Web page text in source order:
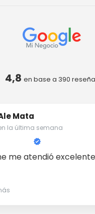
4,8 en base a 390
Mata
la última semana
me atendió